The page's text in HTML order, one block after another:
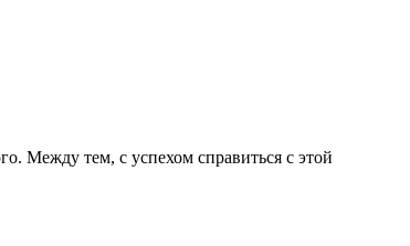
Между тем, с успехом справиться с этой